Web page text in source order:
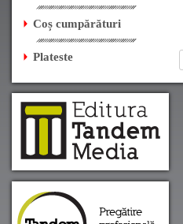
Coș cumpărături
Plateste